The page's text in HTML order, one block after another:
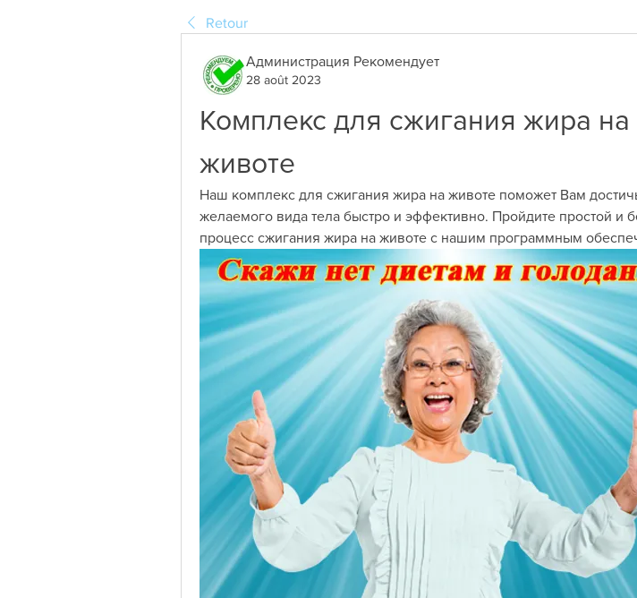
Retour
Администрация Рекомендует
28 août 2023
Комплекс для сжигания жира на
животе
Наш комплекс для сжигания жира на животе поможет Вам
желаемого вида тела быстро и эффективно. Пройдите простой и
процесс сжигания жира на животе с нашим программным